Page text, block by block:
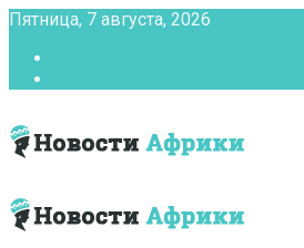
Пятница, 7 августа, 2026